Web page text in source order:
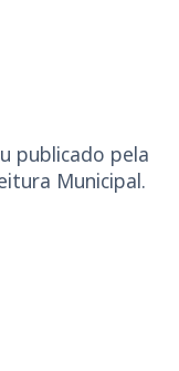
publicado pela
Municipal.